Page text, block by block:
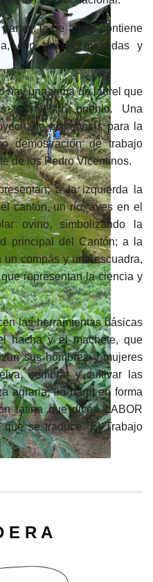
la de arriba contiene
con peces, monedas y
hay una rama de laurel que
a nuestro pueblo. Una
por abejas para la
demostración de trabajo
de los Pedro Vicentinos.
a la izquierda la
cantón, un río, aves en el
ovino, simbolizando la
principal del Cantón; a la
compás y una escuadra,
representan la ciencia y
las herramientas básicas
hacha y el machete, que
sus hombres y mujeres
sembrar y cultivar las
agraria; un barril en forma
latina que dice: ¨LABOR
que se traduce "El Trabajo
E R A